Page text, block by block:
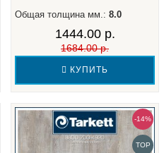
Общая толщина мм.: 8.0
1444.00 р.
1684.00 р.
КУПИТЬ
-14%
TOP